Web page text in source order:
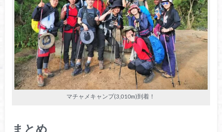
マチャメキャンプ(3,010m)到着！
まとめ